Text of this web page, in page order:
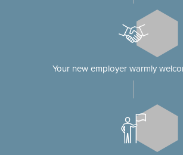
Your new employer warmly